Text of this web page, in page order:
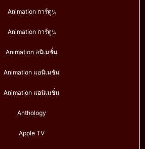
Animation การ์ตูน
Animation การ์ตูน
Animation อนิเมชั่น
Animation แอนิเมชัน
Animation แอนิเมชั่น
Anthology
Apple TV